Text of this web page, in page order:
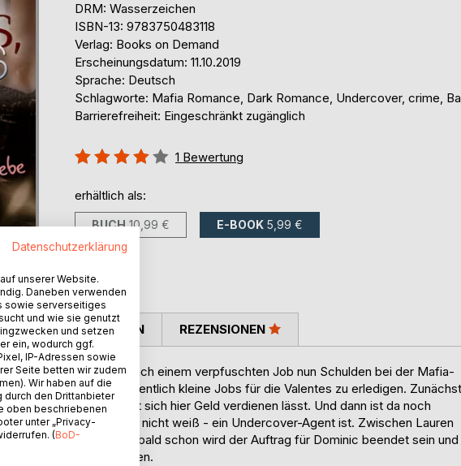
DRM: Wasserzeichen
ISBN-13: 9783750483118
Verlag: Books on Demand
Erscheinungsdatum: 11.10.2019
Sprache: Deutsch
Schlagworte: Mafia Romance, Dark Romance, Undercover, crime,
Barrierefreiheit: Eingeschränkt zugänglich
Bewertung::
1 Bewertung
erhältlich als:
BUCH 10,99 € E-BOOK 5,99 €
dass ihr Bruder Joey nach einem verpfuschten Job nun Schulden bei der Mafia-
willigt sie ein, gelegentlich kleine Jobs für die Valentes zu erledigen. Zunächst
schnell fest, wie leicht sich hier Geld verdienen lässt. Und dann ist da noch
allerdings - was Lauren nicht weiß - ein Undercover-Agent ist. Zwischen Lauren
Zuneigung, doch bald schon wird der Auftrag für Dominic beendet sein und
verschwinden müssen.
PRESSESTIMMEN REZENSIONEN
Datenschutzerklärung
unserer Website.
Daneben verwenden
sowie serverseitiges
und wie sie genutzt
und setzen
ein, wodurch ggf.
IP-Adressen sowie
Seite betten wir zudem
Wir haben auf die
durch den Drittanbieter
oben beschriebenen
unter „Privacy-
(BoD-